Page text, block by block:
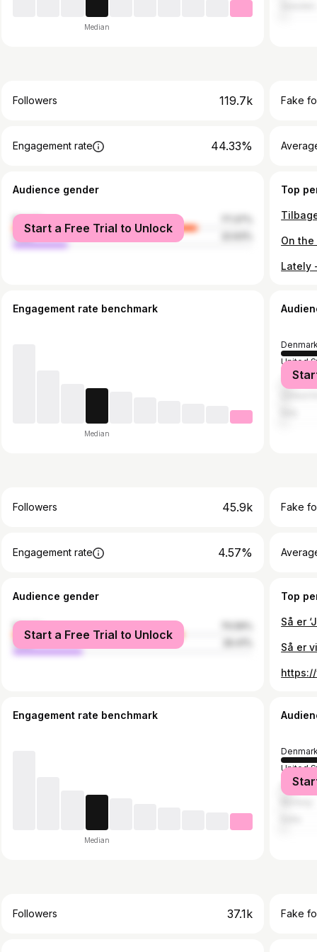
Median
Followers 119.7k Fake
Engagement rate 44.33%
Audience gender
female
male
Start a Free Trial to Unlock
Top
Engagement rate benchmark
Median
United
Turkey
Followers 45.9k Fake
Engagement rate 4.57%
Audience gender
female
male
Start a Free Trial to Unlock
Top
Engagement rate benchmark
Median
United
Followers 37.1k Fake